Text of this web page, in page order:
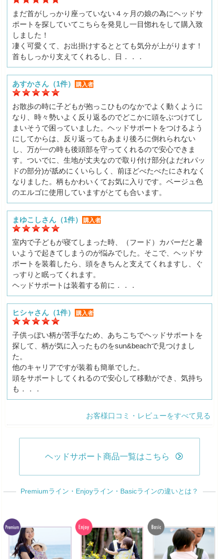
まだ首がしっかり座っていない４ヶ月の娘の為にヘッドサ
ポートを探していてこちらを発見し一目惚れをして購入致
しました！
凄く可愛くて、お出掛けするととても気分が上がります！
首もしっかり支えてくれるし、日．．．
あすかさん（1件） 購入者
お散歩の時に子どもが抱っこひものなかでよく動くように
なり、時々勢いよく反り返るのでどこかに頭をぶつけてし
まいそうで困っていました。ヘッドサポートをつけるよう
にしてからは、反り返ってもあまり後ろに倒れられない
し、万が一の時も後頭部を守ってくれるので安心できま
す。ついでに、生地が丈夫なので取り付け部分(よだれパッ
ドの部分)が舐めにくいらしく、前ほどべたべたにされなく
なりました。柄もかわいくてお気に入りです。ベージュ色
のエルゴに使用していますがとても合います。
まゆこしさん（1件） 購入者
室内で子どもが寝てしまった時、（フード）カバーだと暑
いようで起きてしまうのが悩みでした。そこで、ヘッドサ
ポートを装着したら、頭をきちんと支えてくれますし、ぐ
っすりと眠ってくれます。
ヘッドサポートは装着する前に．．．
ヒシャさん（1件） 購入者
子供っぽい柄が苦手なため、あちこちでヘッドサポートを
探して、柄が気に入ったものをsun&beachで見つけまし
た。
他のキャリアですが装着も簡単でした。
頭をサポートしてくれるので安心して移動ができ、気持ち
も．．．
お客様口コミ・レビューをすべて見る
ヘッドサポート商品一覧はこちら
Premiumライン・Enjoyライン・Basicラインの違いとは？